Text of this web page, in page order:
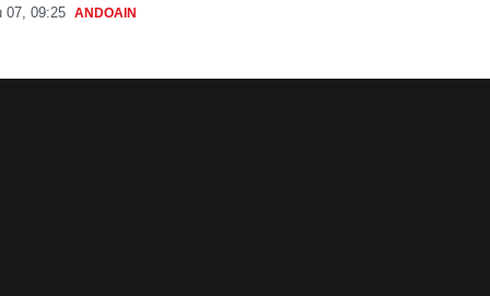
07, 09:25 ANDOAIN